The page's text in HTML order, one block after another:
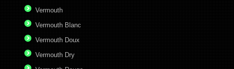
Vermouth
Vermouth Blanc
Vermouth Doux
Vermouth Dry